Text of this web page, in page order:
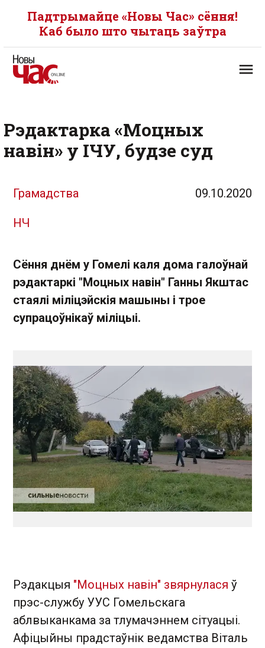
Падтрымайце «Новы Час» сёння!
Каб было што чытаць заўтра
Рэдактарка «Моцных
навін» у ІЧУ, будзе суд
Грамадства 09.10.2020
НЧ
Сёння днём у Гомелі каля дома галоўнай
рэдактаркі "Моцных навін" Ганны Якштас
стаялі міліцэйскія машыны і трое
супрацоўнікаў міліцыі.
Рэдакцыя "Моцных навін" звярнулася ў
прэс-службу УУС Гомельскага
аблвыканкама за тлумачэннем сітуацыі.
Афіцыйны прадстаўнік ведамства Віталь